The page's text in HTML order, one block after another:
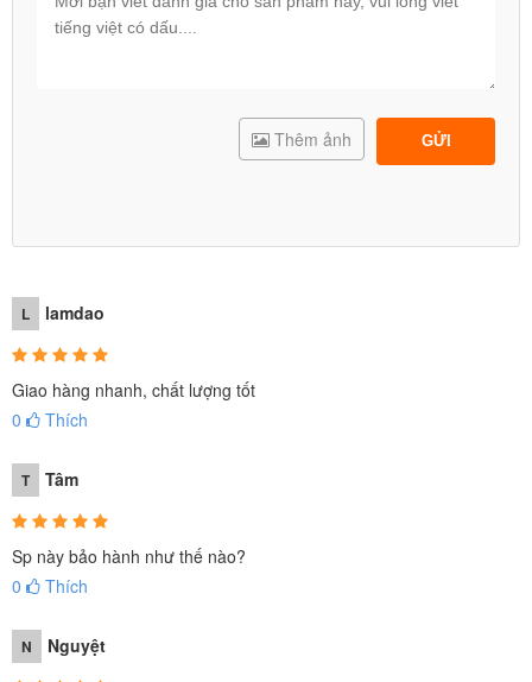
GỬI
Thêm ảnh
L lamdao
Giao hàng nhanh, chất lượng tốt
0
Thích
T Tâm
Sp này bảo hành như thế nào?
0
Thích
N Nguyệt